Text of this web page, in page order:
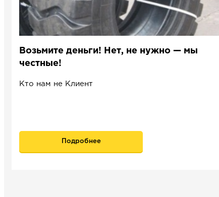
Возьмите деньги! Нет, не нужно — мы
честные!
Кто нам не Клиент
Подробнее